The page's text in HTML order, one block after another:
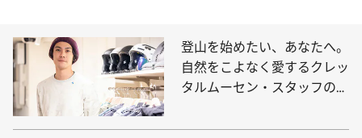
登山を始めたい、あなたへ。
自然をこよなく愛するクレッ
タルムーセン・スタッフの愛
的なアイテムが勢ぞろい